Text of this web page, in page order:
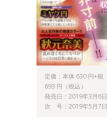
定価：本体 630 円+税
693 円（税込）
発売日：2019年3月6日
次 号：2019年5月7日